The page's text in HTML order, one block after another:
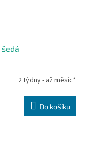
2 týdny - až měsíc*
Do košíku